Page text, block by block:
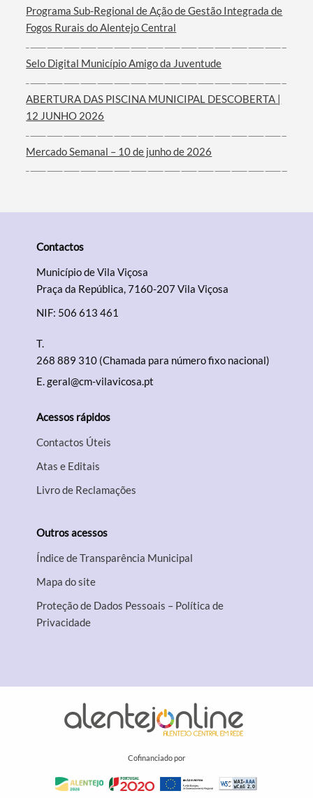
Categorias gerais
Filtros
Programa Sub-Regional de Ação de Gestão Integrada de
Fogos Rurais do Alentejo Central
Selo Digital Município Amigo da Juventude
ABERTURA DAS PISCINA MUNICIPAL DESCOBERTA |
12 JUNHO 2026
Mercado Semanal – 10 de junho de 2026
Contactos
Município de Vila Viçosa
Praça da República, 7160-207 Vila Viçosa
NIF: 506 613 461
T.
268 889 310 (Chamada para número fixo nacional)
E.geral@cm-vilavicosa.pt
Acessos rápidos
Contactos Úteis
Atas e Editais
Livro de Reclamações
Outros acessos
Índice de Transparência Municipal
Mapa do site
Proteção de Dados Pessoais – Política de
Privacidade
Cofinanciado por